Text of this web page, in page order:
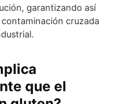
garantizando así
cruzada
que el